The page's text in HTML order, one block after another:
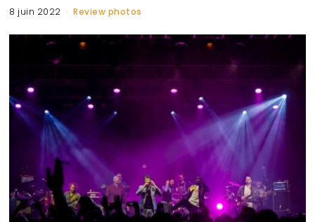
8 juin 2022 Review photos